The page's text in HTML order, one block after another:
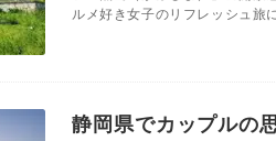
ルメ好き女子のリフレッシュ旅
静岡県でカップルの